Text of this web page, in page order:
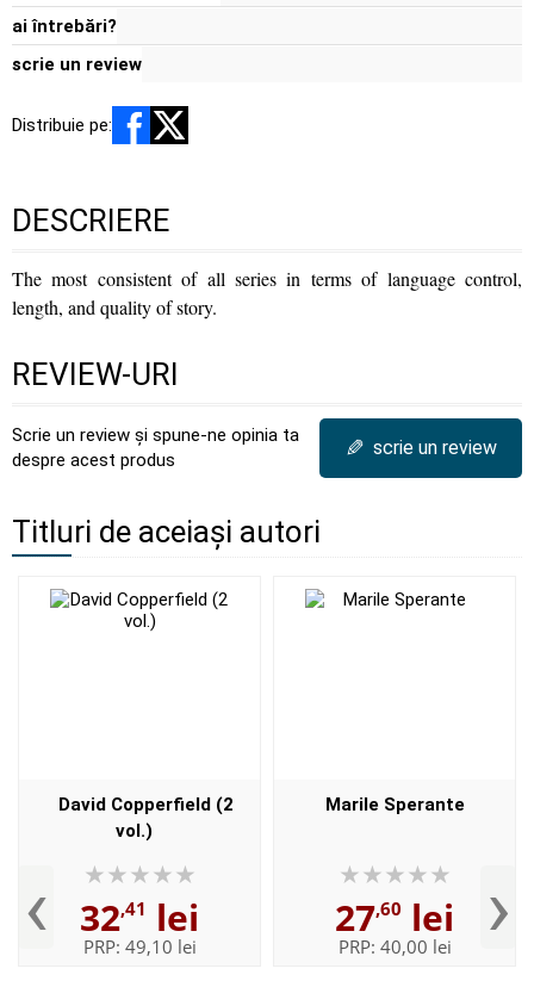
ai întrebări?
scrie un review
Distribuie pe:
DESCRIERE
The most consistent of all series in terms of language control,
length, and quality of story.
REVIEW-URI
Scrie un review și spune-ne opinia ta
despre acest produs
✎ scrie un review
Titluri de aceiași autori
‹
David Copperfield (2
vol.)
32,41 lei
PRP: 49,10 lei
Marile Sperante
27,60 lei
PRP: 40,00 lei ›